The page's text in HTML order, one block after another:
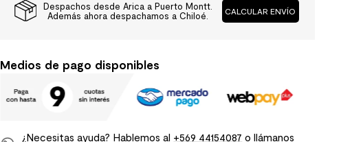
Despachos desde Arica a Puerto Montt.
Además ahora despachamos a Chiloé.
CALCULAR ENVÍO
Medios de pago disponibles
¿Necesitas ayuda? Hablemos al +569 44154087 o llámanos